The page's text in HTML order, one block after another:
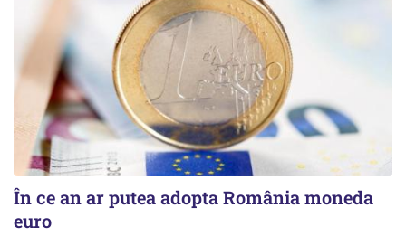
În ce an ar putea adopta România moneda
euro